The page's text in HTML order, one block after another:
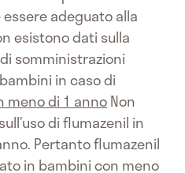
adeguato alla
esistono dati sulla
somministrazioni
in caso di
meno di 1 annoNon
di flumazenil in
Pertanto flumazenil
in bambini con meno